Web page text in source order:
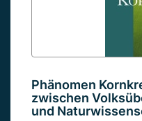
Phänomen
zwischen
und